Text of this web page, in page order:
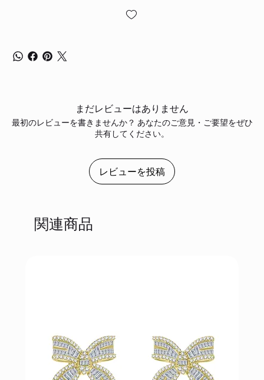
まだレビューはありません
最初のレビューを書きませんか？ あなたのご意見・ご要望をぜひ
共有してください。
レビューを投稿
関連商品